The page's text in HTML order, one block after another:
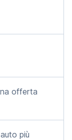
offerta
più